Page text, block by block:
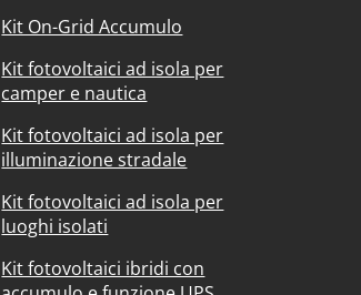
Kit On-Grid Accumulo
Kit fotovoltaici ad isola per
camper e nautica
Kit fotovoltaici ad isola per
illuminazione stradale
Kit fotovoltaici ad isola per
luoghi isolati
Kit fotovoltaici ibridi con